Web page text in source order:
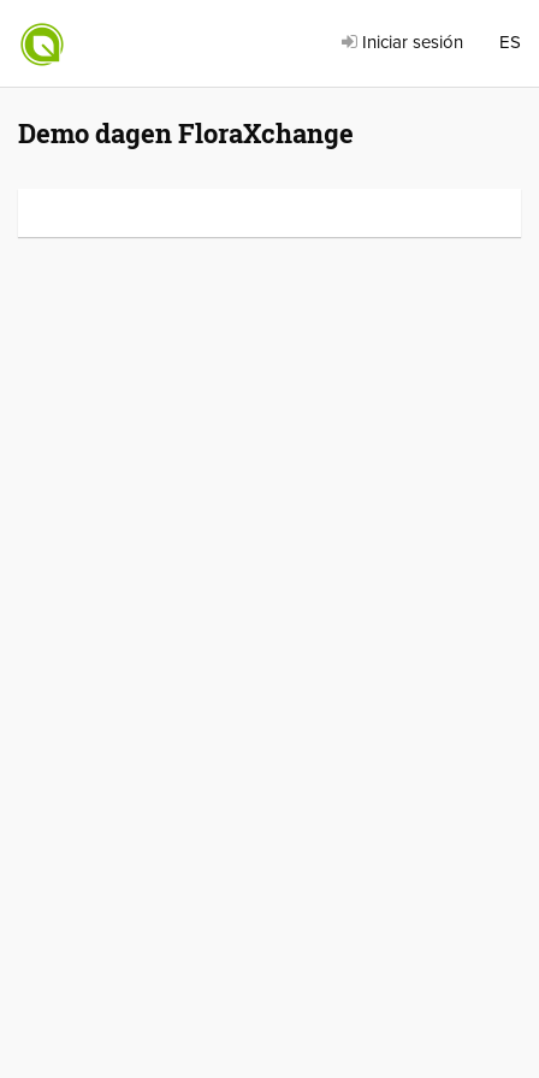
Iniciar sesión ES
Demo dagen FloraXchange